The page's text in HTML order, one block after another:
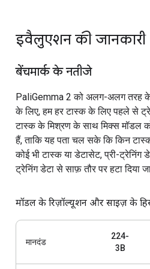
इवैलुएशन की जानकारी
बेंचमार्क के नतीजे
PaliGemma 2 को अलग-अलग तरह के
के लिए, हम हर टास्क के लिए पहले से
टास्क के मिश्रण के साथ मिक्स मॉडल
हैं, ताकि यह पता चल सके कि किन
कोई भी टास्क या डेटासेट, प्री-ट्रेनिंग
ट्रेनिंग डेटा से साफ़ तौर पर हटा दिया
मॉडल के रिज़ॉल्यूशन और साइज़ के
मानदंड
224-
3B